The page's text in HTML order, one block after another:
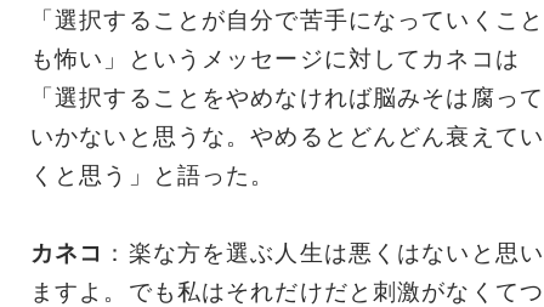
「選択することが自分で苦手になっていくこと
も怖い」というメッセージに対してカネコは
「選択することをやめなければ脳みそは腐って
いかないと思うな。やめるとどんどん衰えてい
くと思う」と語った。
カネコ ：楽な方を選ぶ人生は悪くはないと思い
ますよ。でも私はそれだけだと刺激がなくてつ